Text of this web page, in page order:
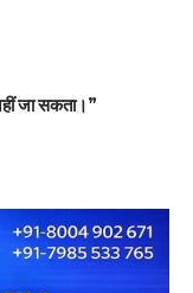
जा सकता।”